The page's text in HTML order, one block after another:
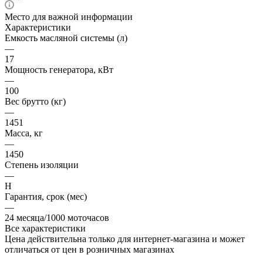
Место для важной информации
Характеристики
Емкость масляной системы (л)
—
17
Мощность генератора, кВт
—
100
Вес брутто (кг)
—
1451
Масса, кг
—
1450
Степень изоляции
—
H
Гарантия, срок (мес)
—
24 месяца/1000 моточасов
Все характеристики
Цена действительна только для интернет-магазина и может
отличаться от цен в розничных магазинах